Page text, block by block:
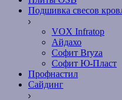
Подшивка свесов
VOX Infratop
Айдахо
Софит Bryza
Софит Ю-Пласт
Профнастил
Сайдинг